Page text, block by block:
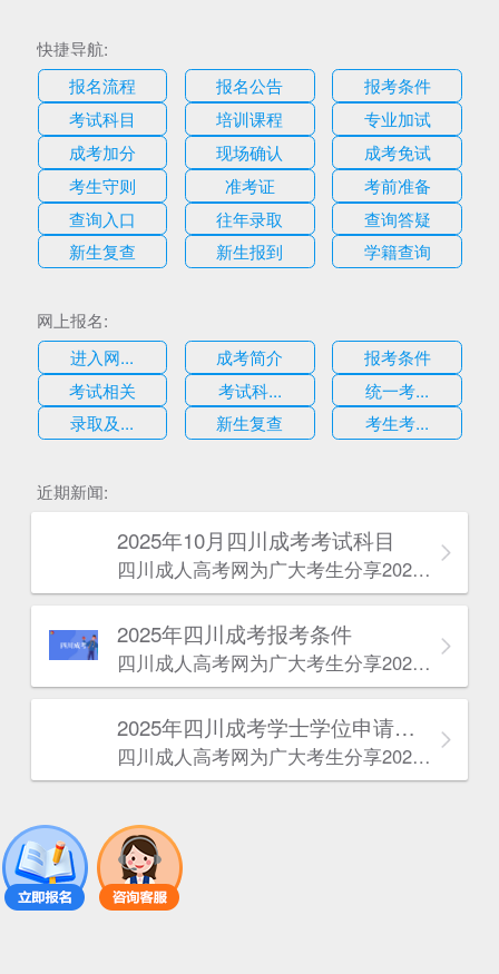
快捷导航:
报名流程
报名公告
报考条件
考试科目
培训课程
专业加试
成考加分
现场确认
成考免试
考生守则
准考证
考前准备
查询入口
往年录取
查询答疑
新生复查
新生报到 学籍查询
网上报名:
进入网...
成考简介
报考条件
考试相关
考试科...
统一考...
录取及...
新生复查 考生考...
近期新闻:
2025年10月四川成考考试科目
四川成人高考网​为广大考生分享2025年10月四川成考考试科目。为广大在职人员和社会人士提供学历提升的机会。更多四川成考考试信息，欢迎在线访问四川成人高考网。
2025年‌‌‌‌四川成考报考条件
四川成人高考网​为广大考生分享2025年‌‌‌‌四川成考报考条件。为广大在职人员和社会人士提供学历提升的机会。更多四川成考考试信息，欢迎在线访问四川成人高考网。
2025年‌‌‌‌四川成考学士学位申请条件
四川成人高考网​为广大考生分享2025年‌‌‌‌四川成考学士学位申请条件。为广大在职人员和社会人士提供学历提升的机会。更多四川成考考试信息，欢迎在线访问四川成人高考网。